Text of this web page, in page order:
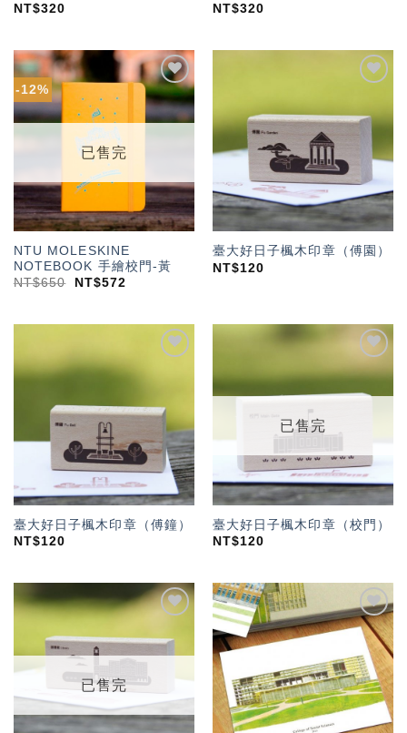
NT$320
NT$320
-12%
加入
「願
望輕
已售完
NTU MOLESKINE
NOTEBOOK 手繪校門-黃
NT$650 NT$572
望輕
臺大好日子楓木印章（傅園）
NT$120
單」
臺大好日子楓木印章（傅鐘）
NT$120
加入
望輕
已售完
臺大好日子楓木印章（校門）
NT$120
「願
望輕
已售完
加入
「願
望輕
單」